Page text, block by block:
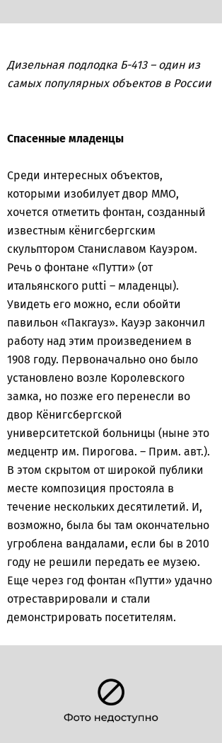
Дизельная подлодка Б-413 – один из
самых популярных объектов в России
Спасенные младенцы
Среди интересных объектов,
которыми изобилует двор ММО,
хочется отметить фонтан, созданный
известным кёнигсбергским
скульптором Станиславом Кауэром.
Речь о фонтане «Путти» (от
итальянского putti – младенцы).
Увидеть его можно, если обойти
павильон «Пакгауз». Кауэр закончил
работу над этим произведением в
1908 году. Первоначально оно было
установлено возле Королевского
замка, но позже его перенесли во
двор Кёнигсбергской
университетской больницы (ныне это
медцентр им. Пирогова. – Прим. авт.).
В этом скрытом от широкой публики
месте композиция простояла в
течение нескольких десятилетий. И,
возможно, была бы там окончательно
угроблена вандалами, если бы в 2010
году не решили передать ее музею.
Еще через год фонтан «Путти» удачно
отреставрировали и стали
демонстрировать посетителям.